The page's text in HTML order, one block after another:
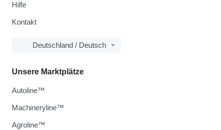
Hilfe
Kontakt
Deutschland / Deutsch
Unsere Marktplätze
Autoline™
Machineryline™
Agroline™